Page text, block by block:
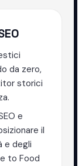
da zero,
storici
e
il
e degli
to Food